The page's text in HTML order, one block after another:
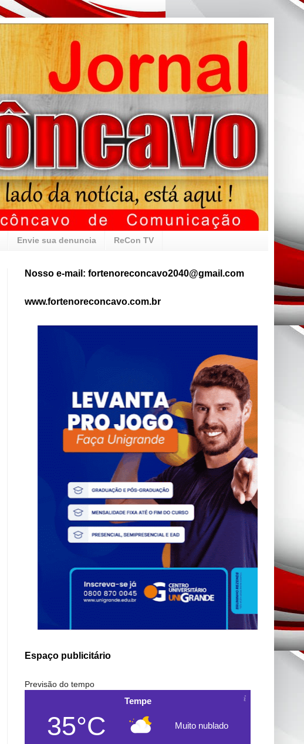
Envie sua denuncia ReCon TV
Nosso e-mail: fortenoreconcavo2040@gmail.com
www.fortenoreconcavo.com.br
Espaço publicitário
Previsão do tempo
Tempe
35°C Muito nublado